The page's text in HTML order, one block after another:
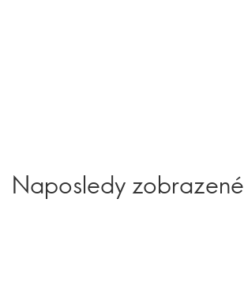
Naposledy zobrazené